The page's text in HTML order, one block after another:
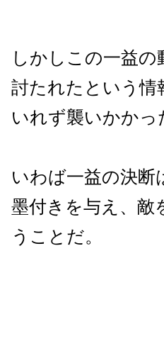
しかしこの一益
討たれたという情
いれず襲いかかっ
いわば一益の決断
墨付きを与え、敵
うことだ。